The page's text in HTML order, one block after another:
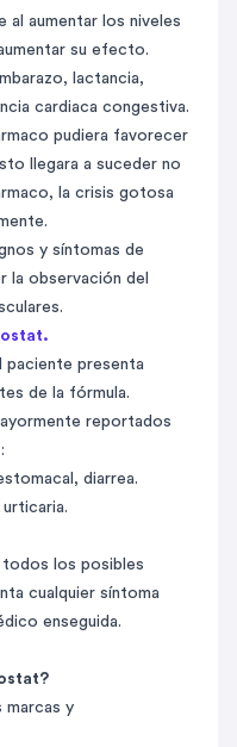
al aumentar los niveles
su efecto.
lactancia,
cardiaca congestiva.
pudiera favorecer
llegara a suceder no
la crisis gotosa
y síntomas de
observación del
.
paciente presenta
de la fórmula.
reportados
diarrea.
todos los posibles
cualquier síntoma
enseguida.
marcas y